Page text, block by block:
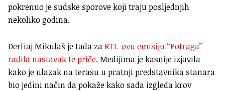
pokrenuo je sudske sporove koji traju posljednjih
nekoliko godina.
Derfiaj Mikulaš je tada zaRTL-ovu emisiju “Potraga”
radila nastavak te priče. Medijima je kasnije izjavila
kako je ulazak na terasu u pratnji predstavnika stanara
bio jedini način da pokaže kako sada izgleda krov